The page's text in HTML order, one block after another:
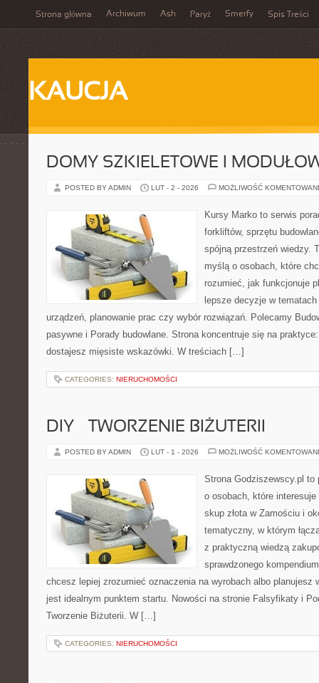
Strona główna Archiwum Ash Paryż Smerfy Spis Treści
KAUCJA
DOMY SZKIELETOWE I
POSTED BY ADMIN LUT - 2 - 2026 MOŻLIWOŚĆ
Kursy Marko to serwis
forkliftów, sprzętu
spójną przestrzeń wiedzy.
myślą o osobach, które
rozumieć, jak funkcjonuje
lepsze decyzje w
urządzeń, planowanie prac czy wybór rozwiązań. Polecamy
pasywne i Porady budowlane. Strona koncentruje się na
dostajesz mięsiste wskazówki. W treściach […]
CATEGORIES: NIERUCHOMOŚCI
DIY – TWORZENIE BIŻUTERII
POSTED BY ADMIN LUT - 1 - 2026 MOŻLIWOŚĆ
Strona Godziszewscy.pl to
o osobach, które
skup złota w Zamościu i
tematyczny, w którym
z praktyczną wiedzą
sprawdzonego
chcesz lepiej zrozumieć oznaczenia na wyrobach albo planujesz
jest idealnym punktem startu. Nowości na stronie Falsyfikaty i
Tworzenie Biżuterii. W […]
CATEGORIES: NIERUCHOMOŚCI